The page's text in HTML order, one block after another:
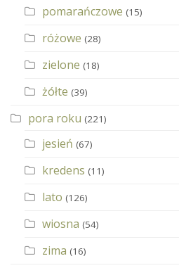
pomarańczowe (15)
różowe (28)
zielone (18)
żółte (39)
pora roku (221)
jesień (67)
kredens (11)
lato (126)
wiosna (54)
zima (16)